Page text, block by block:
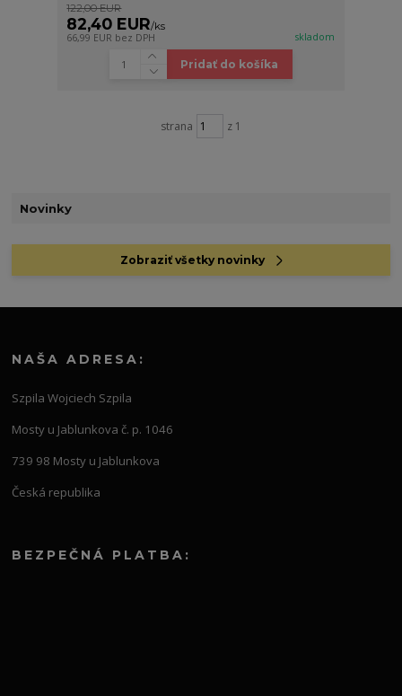
122,00 EUR
82,40 EUR/ks
66,99 EUR bez DPH skladom
Pridať do košíka
strana z 1
Novinky
Zobraziť všetky novinky
NAŠA ADRESA:
Szpila Wojciech Szpila
Mosty u Jablunkova č. p. 1046
739 98 Mosty u Jablunkova
Česká republika
BEZPEČNÁ PLATBA: